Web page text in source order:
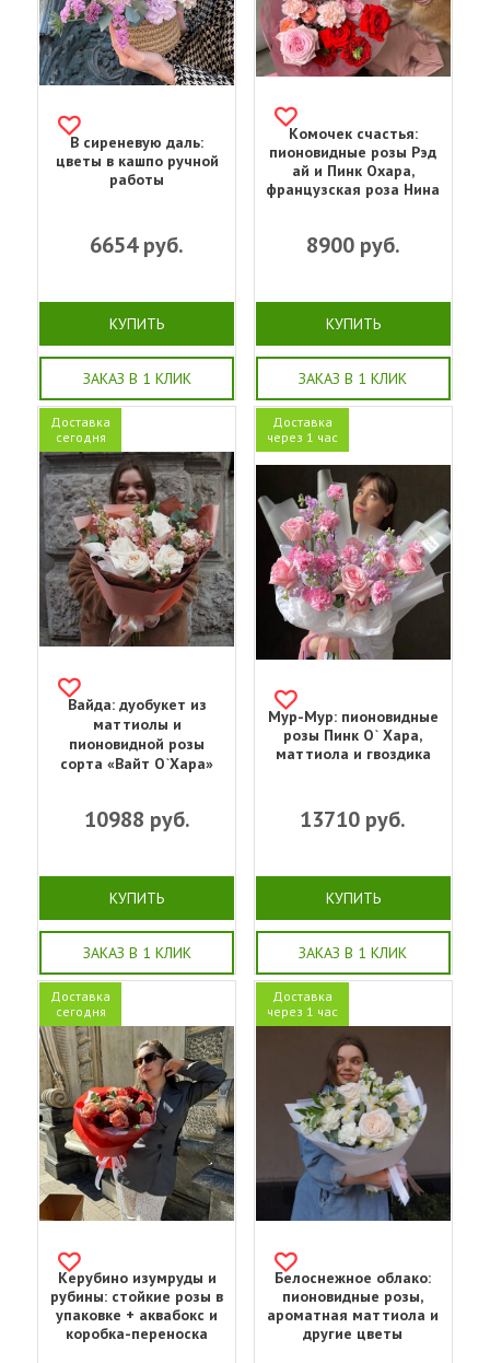
В сиреневую даль:
цветы в кашпо ручной
работы
6654руб.
КУПИТЬ
ЗАКАЗ В 1 КЛИК
Комочек счастья:
пионовидные розы Рэд
ай и Пинк Охара,
французская роза Нина
8900руб.
КУПИТЬ
ЗАКАЗ В 1 КЛИК
Доставка
сегодня
Вайда: дуобукет из
маттиолы и
пионовидной розы
сорта «Вайт О`Хара»
10988 руб.
КУПИТЬ
ЗАКАЗ В 1 КЛИК
Доставка
через 1 час
Мур-Мур: пионовидные
розы Пинк О` Хара,
маттиола и гвоздика
13710 руб.
КУПИТЬ
ЗАКАЗ В 1 КЛИК
Доставка
сегодня
Керубино изумруды и
рубины: стойкие розы в
упаковке + аквабокс и
коробка-переноска
Доставка
через 1 час
Белоснежное облако:
пионовидные розы,
ароматная маттиола и
другие цветы